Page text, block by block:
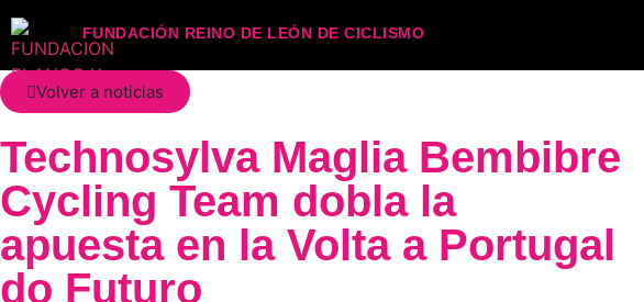
FUNDACIÓN REINO DE LEÓN DE CICLISMO
Volver a noticias
Technosylva Maglia Bembibre
Cycling Team dobla la
apuesta en la Volta a Portugal
do Futuro